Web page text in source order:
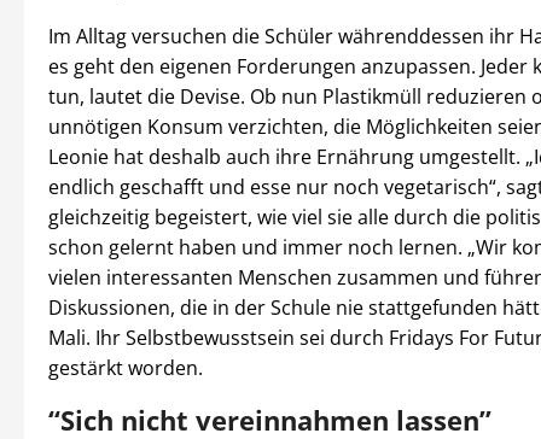
Im Alltag versuchen die Schüler währenddessen ihr
es geht den eigenen Forderungen anzupassen. Jeder
tun, lautet die Devise. Ob nun Plastikmüll reduzieren
unnötigen Konsum verzichten, die Möglichkeiten
Leonie hat deshalb auch ihre Ernährung umgestellt.
endlich geschafft und esse nur noch vegetarisch“,
gleichzeitig begeistert, wie viel sie alle durch die
schon gelernt haben und immer noch lernen. „Wir
vielen interessanten Menschen zusammen und
Diskussionen, die in der Schule nie stattgefunden
Mali. Ihr Selbstbewusstsein sei durch Fridays For
gestärkt worden.
“Sich nicht vereinnahmen lassen”